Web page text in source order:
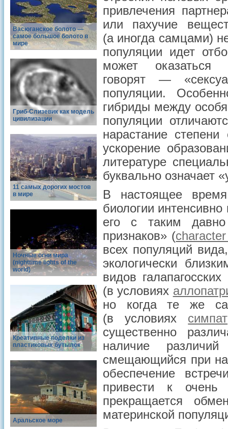
Васюганское болото —
самое большое болото в
мире
Гриб-Слизевик как модель
цивилизации
11 самых дорогих мостов
в мире
Ночные огни мира
(nighttime lights of the
world)
Креативные поделки из
пластиковых бутылок
Аральское море
привлечения
или пахучие
(а иногда самцами)
популяции идет
может оказаться
говорят —
популяции.
гибриды между
популяции
нарастание степени
ускорение
литературе
буквально означает
В настоящее
биологии
его с таким
признаков» (
всех популяций
экологически
видов
(в условиях
но когда те же
(в условиях
существенно
наличие
смещающийся при
обеспечение
привести к очень
прекращается
материнской